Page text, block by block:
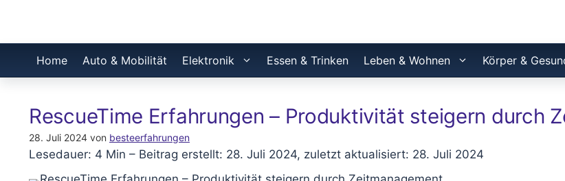
Home Auto & Mobilität Elektronik Essen & Trinken Leben & Wohnen Körper &
RescueTime Erfahrungen – Produktivität steigern durch
28. Juli 2024 von besteerfahrungen
Lesedauer: 4 Min – Beitrag erstellt: 28. Juli 2024, zuletzt aktualisiert: 28. Juli 2024